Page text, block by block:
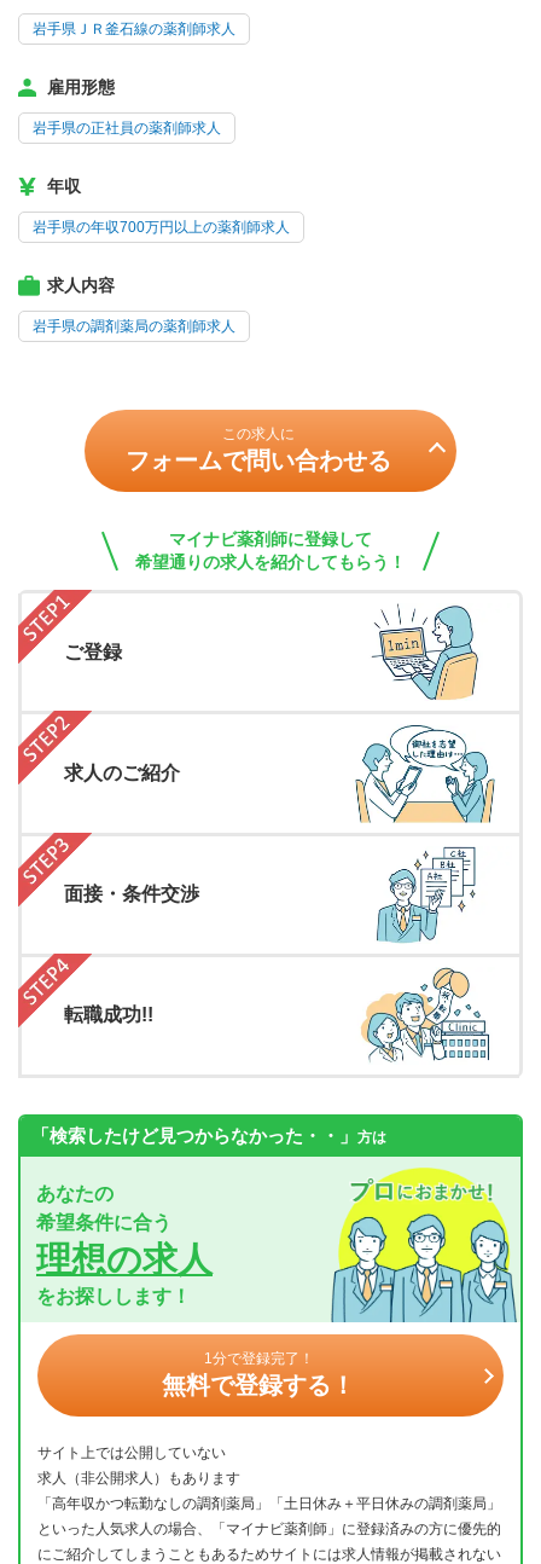
岩手県ＪＲ釜石線の薬剤師求人
雇用形態
岩手県の正社員の薬剤師求人
年収
岩手県の年収700万円以上の薬剤師求人
求人内容
岩手県の調剤薬局の薬剤師求人
この求人に
フォームで問い合わせる
マイナビ薬剤師に登録して
希望通りの求人を紹介してもらう！
ご登録
求人のご紹介
面接・条件交渉
転職成功!!
「検索したけど見つからなかった・・」 方は
あなたの
希望条件に合う
理想の求人
をお探しします！
1分で登録完了！
無料で登録する！
サイト上では公開していない
求人（非公開求人）もあります
「高年収かつ転勤なしの調剤薬局」「土日休み＋平日休みの調剤薬局」
といった人気求人の場合、「マイナビ薬剤師」に登録済みの方に優先的
にご紹介してしまうこともあるためサイトには求人情報が掲載されない